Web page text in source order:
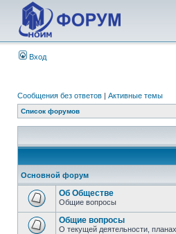
Вход
Сообщения без ответов | Активные темы
Список форумов
Основной форум
Об Обществе
Общие вопросы
Общие вопросы
О текущей деятельности,